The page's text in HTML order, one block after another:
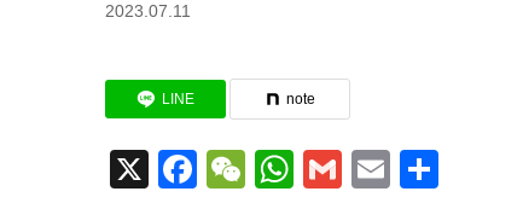
2023.07.11
LINE note
X Facebook
WeChat
WhatsApp
GmailEmail